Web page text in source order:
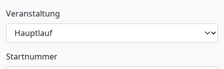
Veranstaltung
Startnummer